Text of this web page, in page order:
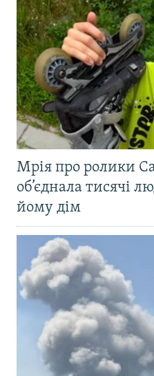
Мрія про ролики
об’єднала тисячі
йому дім